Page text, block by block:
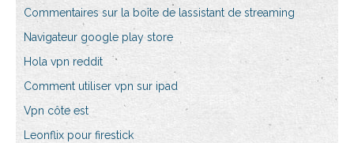
Commentaires sur la boîte de lassistant de streaming
Navigateur google play store
Hola vpn reddit
Comment utiliser vpn sur ipad
Vpn côte est
Leonflix pour firestick